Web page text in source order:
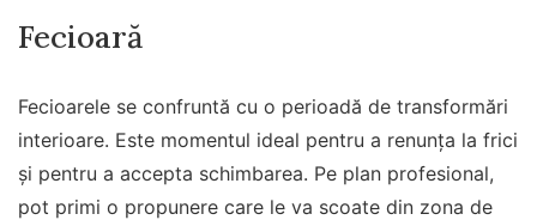
Fecioară
Fecioarele se confruntă cu o perioadă de transformări
interioare. Este momentul ideal pentru a renunța la frici
și pentru a accepta schimbarea. Pe plan profesional,
pot primi o propunere care le va scoate din zona de